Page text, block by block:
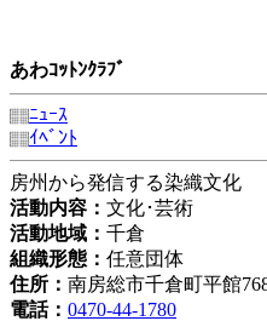
あわｺｯﾄﾝｸﾗﾌﾞ
ﾆｭｰｽ
ｲﾍﾞﾝﾄ
房州から発信する染織文化
活動内容： 文化･芸術
活動地域： 千倉
組織形態： 任意団体
住所： 南房総市千倉町平館
電話： 0470-44-1780